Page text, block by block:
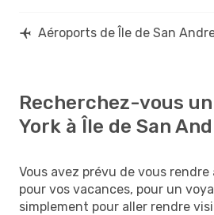
Aéroports de Île de San
Recherchez-vous
York à Île de San
Vous avez prévu de vous rendre
pour vos vacances, pour un
simplement pour aller rendre